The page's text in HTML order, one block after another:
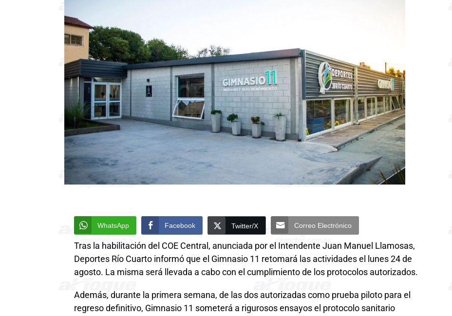
WhatsApp Facebook Twitter/X Correo Electrónico
Tras la habilitación del COE Central, anunciada por el Intendente Juan Manuel Llamosas,
Deportes Río Cuarto informó que el Gimnasio 11 retomará las actividades el lunes 24 de
agosto. La misma será llevada a cabo con el cumplimiento de los protocolos autorizados.
Además, durante la primera semana, de las dos autorizadas como prueba piloto para el
regreso definitivo, Gimnasio 11 someterá a rigurosos ensayos el protocolo sanitario